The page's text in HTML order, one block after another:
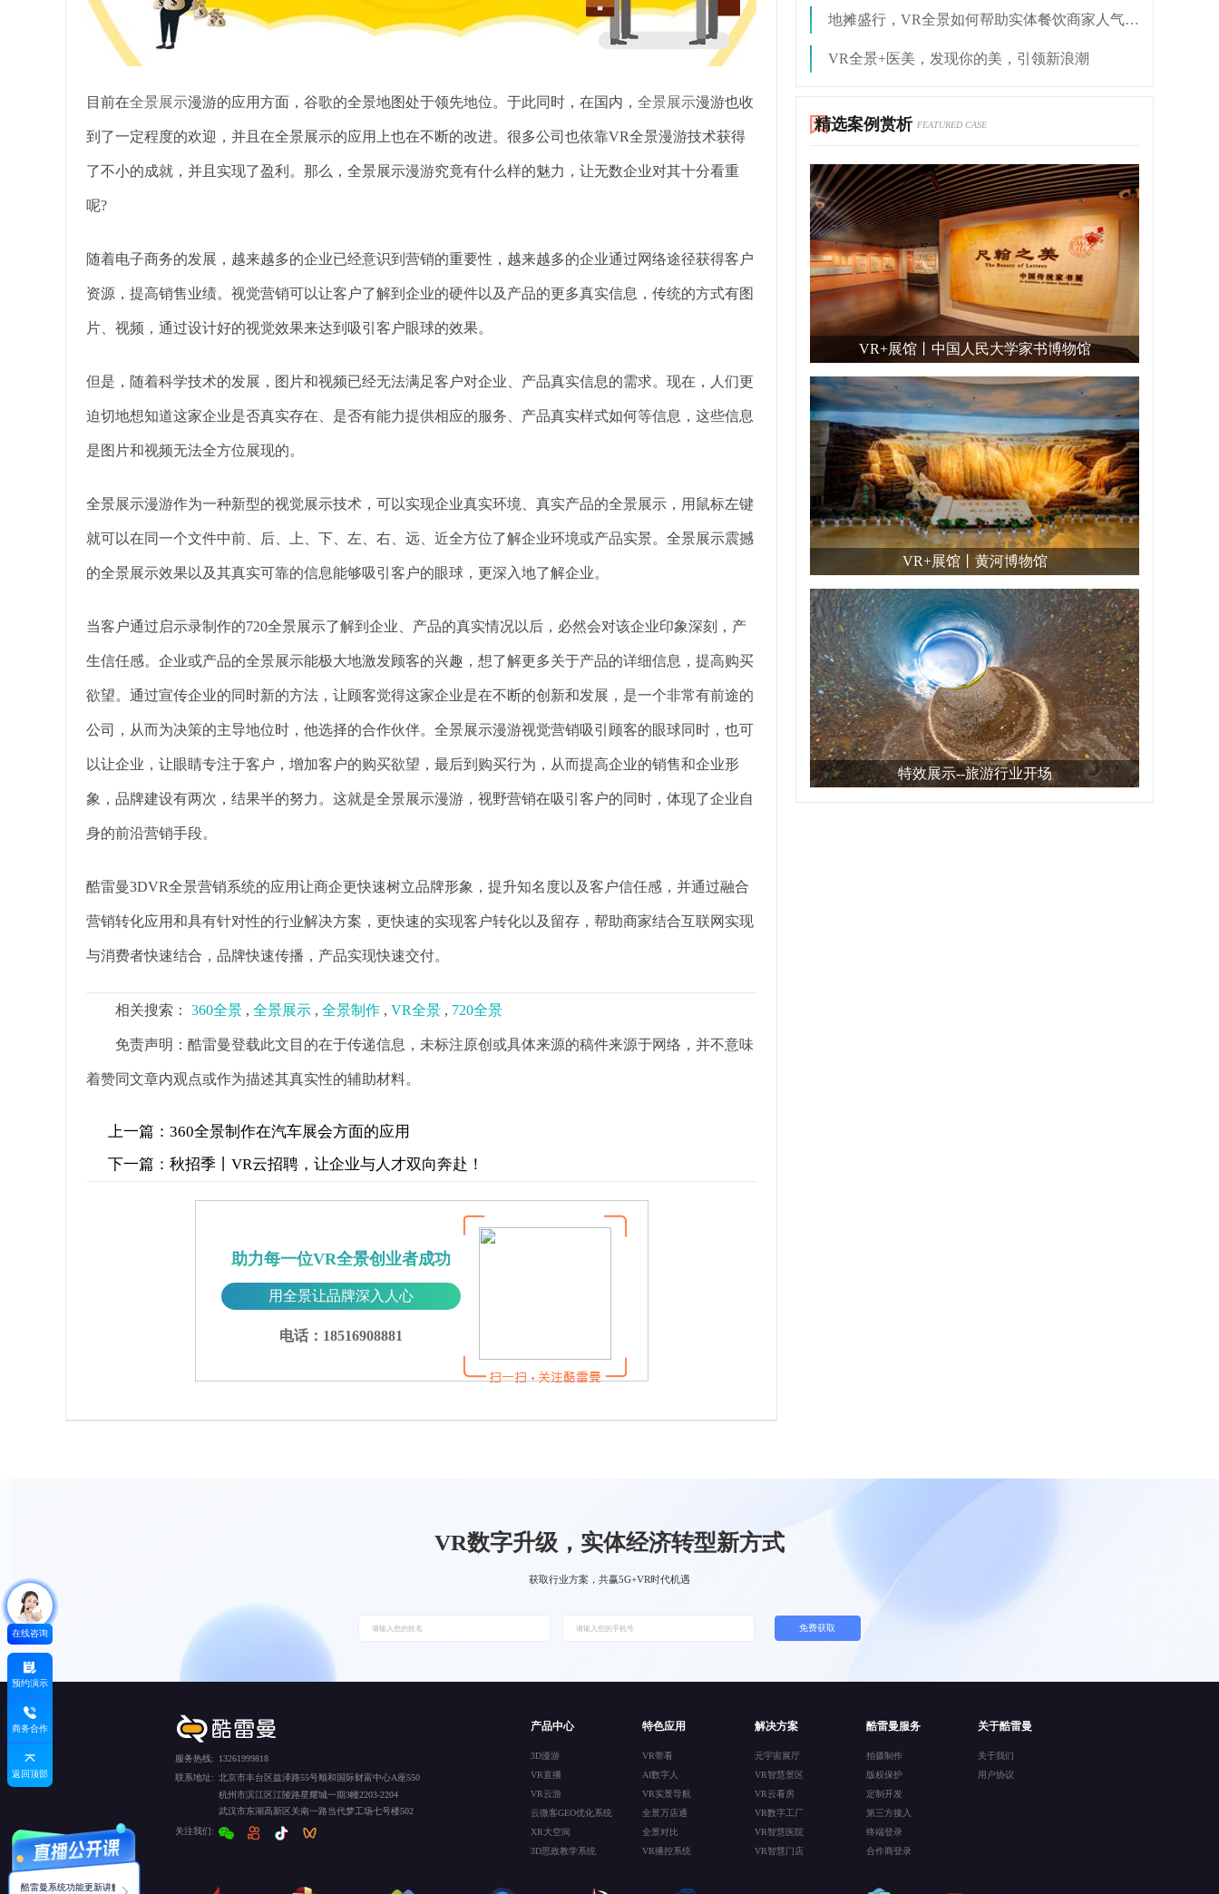
目前在全景展示漫游的应用方面，谷歌的全景地图处于领先地位。于此同时，在国内， 全景展示漫游也收
到了一定程度的欢迎，并且在全景展示的应用上也在不断的改进。很多公司也依靠VR全景漫游技术获得
了不小的成就，并且实现了盈利。那么，全景展示漫游究竟有什么样的魅力，让无数企业对其十分看重
呢?
随着电子商务的发展，越来越多的企业已经意识到营销的重要性，越来越多的企业通过网络途径获得客户
资源，提高销售业绩。视觉营销可以让客户了解到企业的硬件以及产品的更多真实信息，传统的方式有图
片、视频，通过设计好的视觉效果来达到吸引客户眼球的效果。
但是，随着科学技术的发展，图片和视频已经无法满足客户对企业、产品真实信息的需求。现在，人们更
迫切地想知道这家企业是否真实存在、是否有能力提供相应的服务、产品真实样式如何等信息，这些信息
是图片和视频无法全方位展现的。
全景展示漫游作为一种新型的视觉展示技术，可以实现企业真实环境、真实产品的全景展示，用鼠标左键
就可以在同一个文件中前、后、上、下、左、右、远、近全方位了解企业环境或产品实景。全景展示震撼
的全景展示效果以及其真实可靠的信息能够吸引客户的眼球，更深入地了解企业。
当客户通过启示录制作的720全景展示了解到企业、产品的真实情况以后，必然会对该企业印象深刻，产
生信任感。企业或产品的全景展示能极大地激发顾客的兴趣，想了解更多关于产品的详细信息，提高购买
欲望。通过宣传企业的同时新的方法，让顾客觉得这家企业是在不断的创新和发展，是一个非常有前途的
公司，从而为决策的主导地位时，他选择的合作伙伴。全景展示漫游视觉营销吸引顾客的眼球同时，也可
以让企业，让眼睛专注于客户，增加客户的购买欲望，最后到购买行为，从而提高企业的销售和企业形
象，品牌建设有两次，结果半的努力。这就是全景展示漫游，视野营销在吸引客户的同时，体现了企业自
身的前沿营销手段。
酷雷曼3DVR全景营销系统的应用让商企更快速树立品牌形象，提升知名度以及客户信任感，并通过融合
营销转化应用和具有针对性的行业解决方案，更快速的实现客户转化以及留存，帮助商家结合互联网实现
与消费者快速结合，品牌快速传播，产品实现快速交付。
相关搜索： 360全景 , 全景展示 , 全景制作 , VR全景 , 720全景
免责声明：酷雷曼登载此文目的在于传递信息，未标注原创或具体来源的稿件来源于网络，并不意味
着赞同文章内观点或作为描述其真实性的辅助材料。
上一篇： 360全景制作在汽车展会方面的应用
下一篇： 秋招季丨VR云招聘，让企业与人才双向奔赴！
助力每一位VR全景创业者成功
用全景让品牌深入人心
电话：18516908881
地摊盛行，VR全景如何帮助实体餐饮商家人气翻倍？
VR全景+医美，发现你的美，引领新浪潮
精选案例赏析 FEATURED CASE
VR+展馆丨中国人民大学家书博物馆
VR+展馆丨黄河博物馆
特效展示--旅游行业开场
在线咨询
预约演示
商务合作
返回顶部
酷雷曼系统功能更新讲解
VR数字升级，实体经济转型新方式
获取行业方案，共赢5G+VR时代机遇
免费获取
服务热线:
13261999818
联系地址: 北京市丰台区益泽路55号顺和国际财富中心A座550
杭州市滨江区江陵路星耀城一期3幢2203-2204
武汉市东湖高新区关南一路当代梦工场七号楼502
关注我们:
产品中心
3D漫游
VR直播
VR云游
云微客GEO优化系统
XR大空间
3D思政教学系统
特色应用
VR带看
AI数字人
VR实景导航
全景万店通
全景对比
VR播控系统
解决方案
元宇宙展厅
VR智慧景区
VR云看房
VR数字工厂
VR智慧医院
VR智慧门店
酷雷曼服务
拍摄制作
版权保护
定制开发
第三方接入
终端登录
合作商登录
关于酷雷曼
关于我们
用户协议